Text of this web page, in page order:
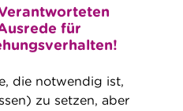
für
die notwendig ist,
zu setzen, aber